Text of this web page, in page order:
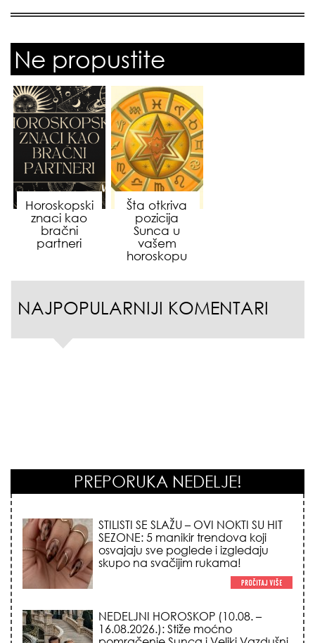
Ne propustite
Horoskopski
znaci kao
bračni
partneri
Šta otkriva
pozicija
Sunca u
vašem
horoskopu
NAJPOPULARNIJI KOMENTARI
PREPORUKA NEDELJE!
STILISTI SE SLAŽU – OVI NOKTI SU HIT
SEZONE: 5 manikir trendova koji
osvajaju sve poglede i izgledaju
skupo na svačijim rukama!
NEDELJNI HOROSKOP (10.08. –
16.08.2026.): Stiže moćno